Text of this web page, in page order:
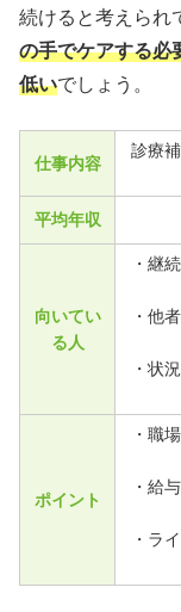
続けると考えられ
の手でケアする必
低いでしょう。
仕事内容
診療
平均年収
向いてい
る人
・継
・他
・状
ポイント
・職
・給
・ラ